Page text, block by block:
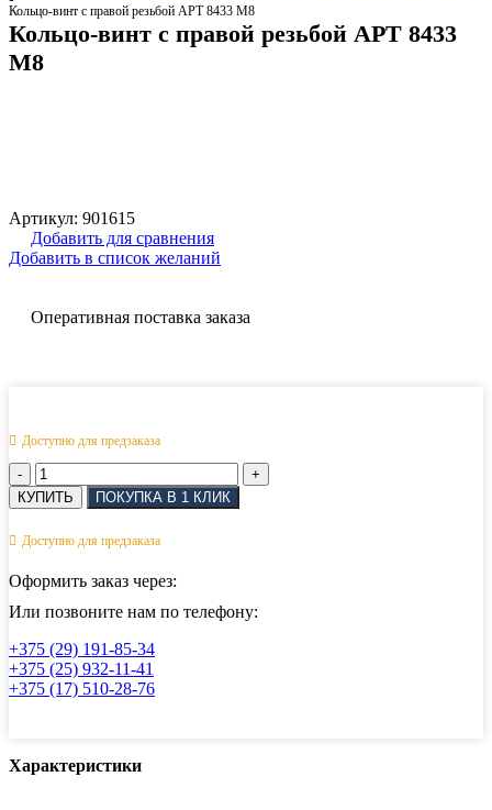
Кольцо-винт с правой резьбой АРТ 8433 M8
Кольцо-винт с правой резьбой АРТ 8433
M8
Артикул: 901615
Добавить для сравнения
Добавить в список желаний
Оперативная поставка заказа
Доступно для предзаказа
Количество
товара
Кольцо-
с
резьбой
АРТ
M8
КУПИТЬ ПОКУПКА В 1 КЛИК
Доступно для предзаказа
Оформить заказ через:
Или позвоните нам по телефону:
+375 (29) 191-85-34
+375 (25) 932-11-41
+375 (17) 510-28-76
Характеристики